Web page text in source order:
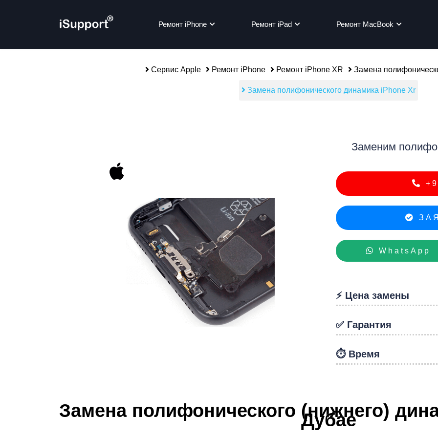
Ремонт iPhone Ремонт iPad Ремонт MacBook
Сервис Apple Ремонт iPhone Ремонт iPhone XR Замена
Замена полифонического динамика iPhone Xr
Заменим
WhatsApp
⚡️ Цена замены
✅ Гарантия
⏱️ Время
Замена полифонического (нижнего)
Дубае